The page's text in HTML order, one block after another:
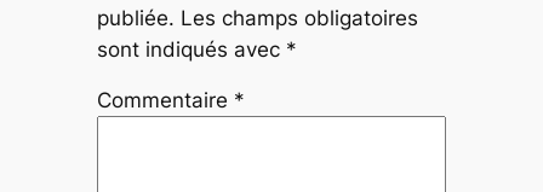
publiée. Les champs obligatoires
sont indiqués avec *
Commentaire *